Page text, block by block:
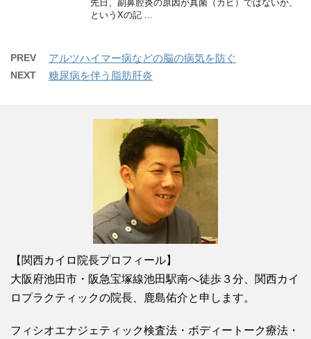
先日、副鼻腔炎の原因が真菌（カビ）ではないか、
というXの記 ...
PREV アルツハイマー病などの脳の病気を防ぐ
NEXT 糖尿病を伴う脂肪肝炎
【関西カイロ院長プロフィール】
大阪府池田市・阪急宝塚線池田駅南へ徒歩３分、関西カイ
ロプラクティックの院長、鹿島佑介と申します。
フィシオエナジェティック検査法・ボディートーク療法・